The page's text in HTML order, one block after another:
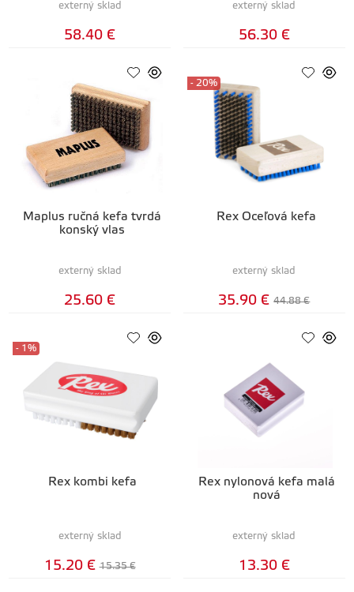
externý sklad
58.40 €
externý sklad
56.30 €
Maplus ručná kefa tvrdá
konský vlas
externý sklad
25.60 €
Rex Oceľová kefa
- 20%
externý sklad
35.90 € 44.88 €
Rex kombi kefa
- 1%
externý sklad
15.20 € 15.35 €
Rex nylonová kefa malá
nová
externý sklad
13.30 €